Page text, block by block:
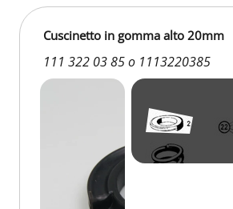
Cuscinetto in gomma alto 20mm
111 322 03 85 o 1113220385